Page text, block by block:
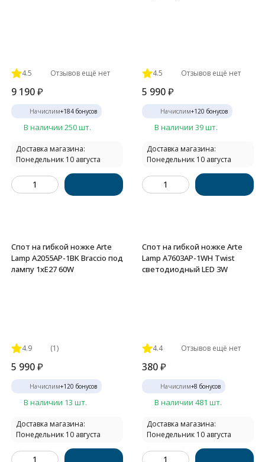
4.5 Отзывов ещё нет
9 190₽
Начислим+184 бонусов
В наличии 250 шт.
Доставка магазина:
Понедельник 10 августа
4.5 Отзывов ещё нет
5 990₽
Начислим+120 бонусов
В наличии 39 шт.
Доставка магазина:
Понедельник 10 августа
Спот на гибкой ножке Arte
Lamp A2055AP-1BK Braccio под
лампу 1xE27 60W
4.9 (1)
5 990₽
Начислим+120 бонусов
В наличии 13 шт.
Доставка магазина:
Понедельник 10 августа
Спот на гибкой ножке Arte
Lamp A7603AP-1WH Twist
светодиодный LED 3W
4.4 Отзывов ещё нет
380₽
Начислим+8 бонусов
В наличии 481 шт.
Доставка магазина:
Понедельник 10 августа